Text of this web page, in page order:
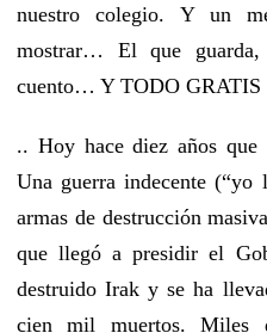
nuestro colegio. Y un
mostrar… El que
cuento… Y TODO GRATIS
.. Hoy hace diez años
Una guerra indecente (“yo
armas de destrucción
que llegó a presidir el
destruido Irak y se ha
cien mil muertos. Miles